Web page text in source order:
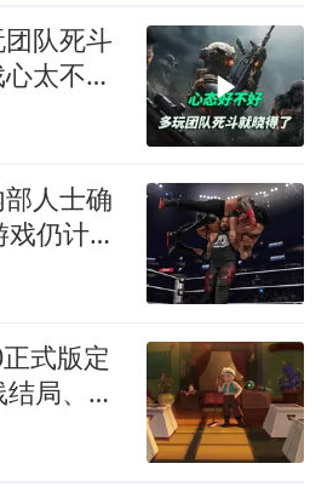
队死斗
太不好
人士确
仍计划
式版定
局、新